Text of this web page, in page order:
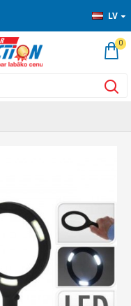
LV
0